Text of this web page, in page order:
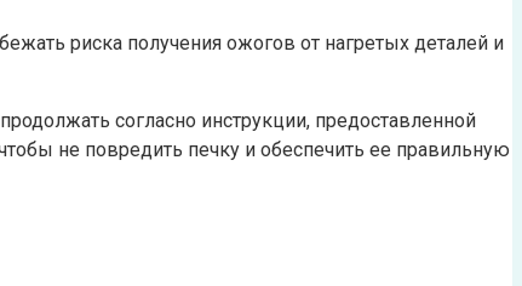
риска получения ожогов от нагретых деталей и
согласно инструкции, предоставленной
не повредить печку и обеспечить ее правильную